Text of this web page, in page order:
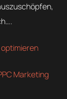
Marketing